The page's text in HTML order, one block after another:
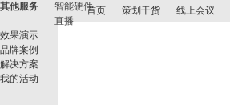
其他服务
智能硬件
直播
效果演示
品牌案例
解决方案
我的活动
首页 策划干货 线上会议